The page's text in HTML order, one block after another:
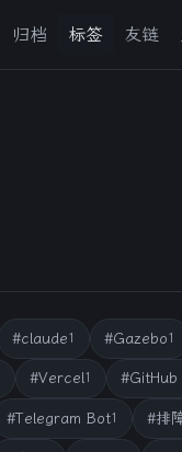
归档 标签 友链
#claude1 #Gazebo1
#Vercel1 #GitHub
#Telegram Bot1 #排